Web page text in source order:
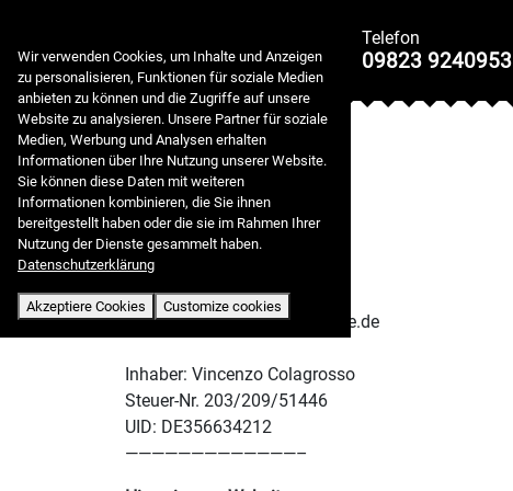
Telefon
09823 9240953
Impressum
Betreiberdaten
La Vita Ristorante
Am Markt 29
91578 Leutershausen
Tel. 09823 924 09 53
E-Mail: speisen@lavita-menue.de
Inhaber: Vincenzo Colagrosso
Steuer-Nr. 203/209/51446
UID: DE356634212
—————————————–
Wir verwenden Cookies, um Inhalte und Anzeigen
zu personalisieren, Funktionen für soziale Medien
anbieten zu können und die Zugriffe auf unsere
Website zu analysieren. Unsere Partner für soziale
Medien, Werbung und Analysen erhalten
Informationen über Ihre Nutzung unserer Website.
Sie können diese Daten mit weiteren
Informationen kombinieren, die Sie ihnen
bereitgestellt haben oder die sie im Rahmen Ihrer
Nutzung der Dienste gesammelt haben.
Datenschutzerklärung
Akzeptiere Cookies Customize cookies